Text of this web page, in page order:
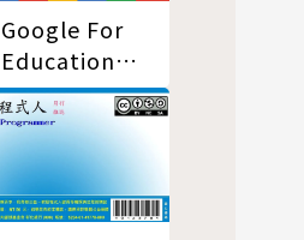
Google For
Education認
證家教育指南
－翻轉自主學
習×協作分享
的雲端教室